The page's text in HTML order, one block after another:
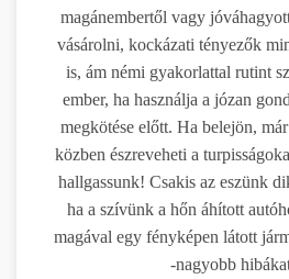
magánembertől vagy
vásárolni, kockázati tényezők
is, ám némi gyakorlattal rutint
ember, ha használja a józan
megkötése előtt. Ha belejön,
közben észreveheti a
hallgassunk! Csakis az eszünk
ha a szívünk a hőn áhított
magával egy fényképen látott
-nagyobb